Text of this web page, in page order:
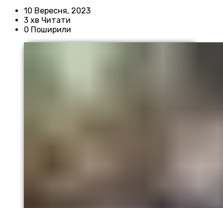
10 Вересня, 2023
3 хв Читати
0 Поширили